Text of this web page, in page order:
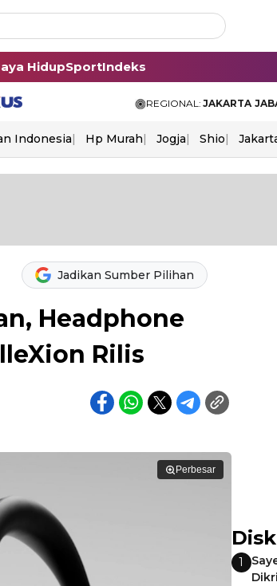
HidupSportIndeks
REGIONAL: JAKARTA
Indonesia Hp Murah Jogja Shio
Jadikan Sumber Pilihan
Headphone
Rilis
Perbesar
1